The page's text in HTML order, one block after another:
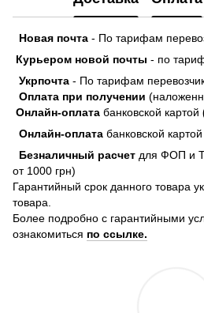
Новая почта - По тарифам
Курьером новой почты - по
Укрпочта - По тарифам
Оплата при получении
Онлайн-оплата банковской картой
Онлайн-оплата банковской
Безналичный расчет для ФОП и
от 1000 грн)
Гарантийный срок данного товара
товара.
Более подробно с гарантийными
ознакомиться по ссылке.